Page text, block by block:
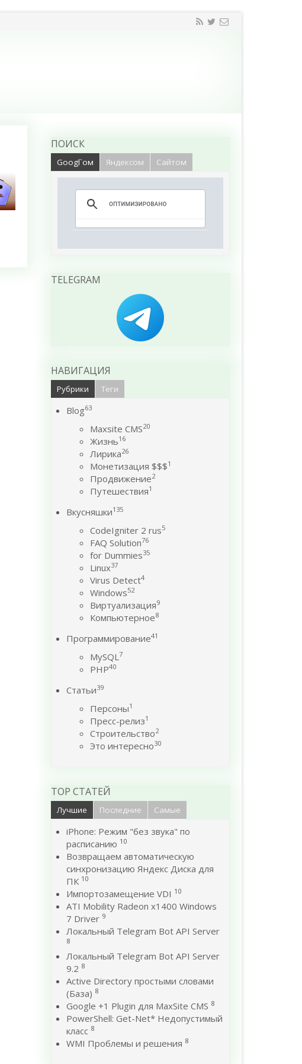
ПОИСК
Googl`ом Яндексом Сайтом
TELEGRAM
НАВИГАЦИЯ
Рубрики Теги
Blog63
Maxsite CMS20
Жизнь16
Лирика26
Монетизация $$$1
Продвижение2
Путешествия1
Вкусняшки135
CodeIgniter 2 rus5
FAQ Solution76
for Dummies35
Linux37
Virus Detect4
Windows52
Виртуализация9
Компьютерное8
Программирование41
MySQL7
PHP40
Статьи39
Персоны1
Пресс-релиз1
Строительство2
Это интересно30
TOP СТАТЕЙ
Лучшие Последние Самые
iPhone: Режим "без звука" по
расписанию 10
Возвращаем автоматическую
синхронизацию Яндекс Диска для
ПК 10
Импортозамещение VDI 10
ATI Mobility Radeon x1400 Windows
7 Driver 9
Локальный Telegram Bot API Server
8
Локальный Telegram Bot API Server
9.2 8
Active Directory простыми словами
(База) 8
Google +1 Plugin для MaxSite CMS 8
PowerShell: Get-Net* Недопустимый
класс 8
WMI Проблемы и решения 8